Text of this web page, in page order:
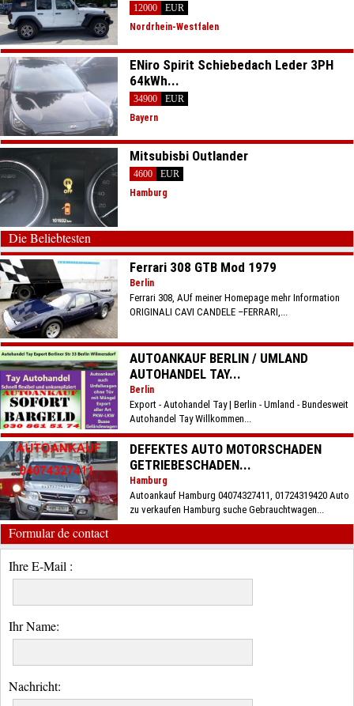
12000
EUR
Nordrhein-Westfalen
ENiro Spirit Schiebedach Leder 3PH
64kWh...
34900
EUR
Bayern
Mitsubisbi Outlander
4600
EUR
Hamburg
Die Beliebtesten
Ferrari 308 GTB Mod 1979
Berlin
Ferrari 308, AUf meiner Homepage mehr Information
ORIGINALI CAVI CANDELE –FERRARI,...
AUTOANKAUF BERLIN / UMLAND
AUTOHANDEL TAY...
Berlin
Export - Autohandel Tay | Berlin - Umland - Bundesweit
Autohandel Tay Willkommen...
DEFEKTES AUTO MOTORSCHADEN
GETRIEBESCHADEN...
Hamburg
Autoankauf Hamburg 04074327411, 01724319420 Auto
zu verkaufen Hamburg suche Gebrauchtwagen...
Formular de contact
Ihre E-Mail :
Ihr Name:
Nachricht: